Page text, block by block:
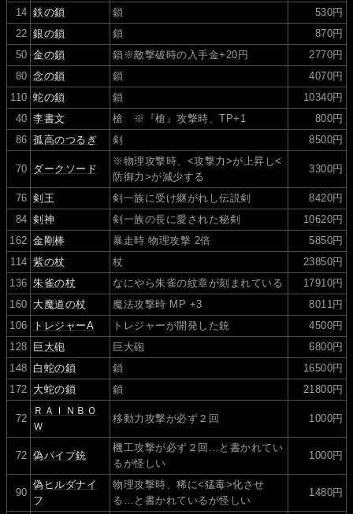
14 鉄の鎖 鎖
530円
22 銀の鎖 鎖
870円
50 金の鎖 鎖※敵撃破時の入手金+20円
2770円
80 念の鎖 鎖
4070円
110 蛇の鎖 鎖
10340円
40 李書文 槍 ※『槍』攻撃時、TP+1
800円
86 孤高のつるぎ 剣 8500円
70 ダークソード
※物理攻撃時、<攻撃力>が上昇し<
防御力>が減少する
3300円
76 剣王 剣一族に受け継がれし伝説剣
8420円
84 剣神 剣一族の長に愛された秘剣
10620円
162 金剛棒 暴走時 物理攻撃 2倍
5850円
114 紫の杖 杖
23850円
136 朱雀の杖 なにやら朱雀の紋章が刻まれている
17910円
160 大魔道の杖 魔法攻撃時 MP +3
8011円
106
トレジャーA トレジャーが開発した銃
4500円
128 巨大砲 巨大砲
6800円
148 白蛇の鎖 鎖
16500円
172 大蛇の鎖 鎖 21800円
72
ＲＡＩＮＢＯ
Ｗ
移動力攻撃が必ず２回 1000円
72 偽パイプ銃
機工攻撃が必ず２回…と書かれてい
るが怪しい
1000円
90
偽ヒルダナイ
フ
物理攻撃時、稀に<猛毒>化させ
る…と書かれているが怪しい
1480円